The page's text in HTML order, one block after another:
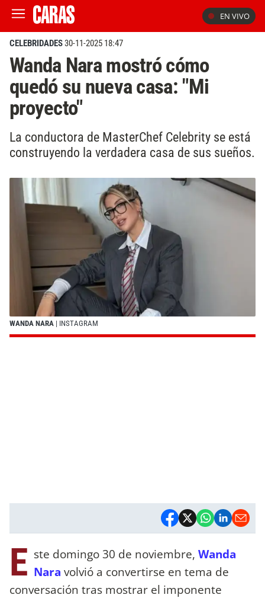
EN VIVO
CELEBRIDADES30-11-2025 18:47
Wanda Nara mostró cómo
quedó su nueva casa: "Mi
proyecto"
La conductora de MasterChef Celebrity se está
construyendo la verdadera casa de sus sueños.
WANDA NARA | INSTAGRAM
E ste domingo 30 de noviembre, Wanda
Nara volvió a convertirse en tema de
conversación tras mostrar el imponente